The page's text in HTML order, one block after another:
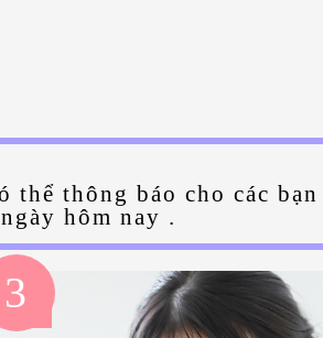
thông báo cho các bạn
hôm nay .